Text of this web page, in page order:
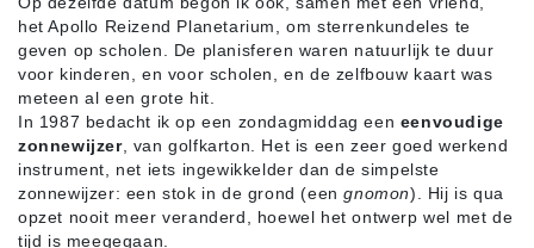
het Apollo Reizend Planetarium, om sterrenkundeles te
geven op scholen. De planisferen waren natuurlijk te duur
voor kinderen, en voor scholen, en de zelfbouw kaart was
meteen al een grote hit.
In 1987 bedacht ik op een zondagmiddag een eenvoudige
zonnewijzer, van golfkarton. Het is een zeer goed werkend
instrument, net iets ingewikkelder dan de simpelste
zonnewijzer: een stok in de grond (eengnomon). Hij is qua
opzet nooit meer veranderd, hoewel het ontwerp wel met de
tijd is meegegaan.